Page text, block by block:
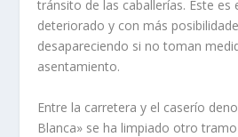
tránsito de las caballerí­as. Este es
deteriorado y con más
desapareciendo si no toman
asentamiento.
Entre la carretera y el caserí­o
Blanca» se ha limpiado otro